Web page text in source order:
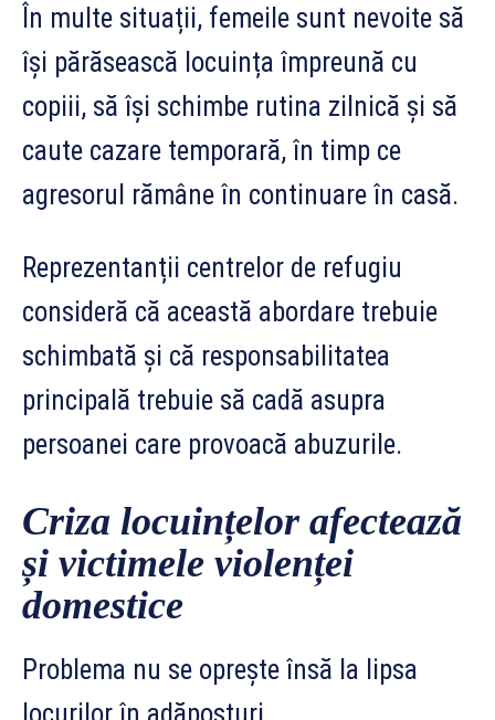
În multe situații, femeile sunt nevoite să
își părăsească locuința împreună cu
copiii, să își schimbe rutina zilnică și să
caute cazare temporară, în timp ce
agresorul rămâne în continuare în casă.
Reprezentanții centrelor de refugiu
consideră că această abordare trebuie
schimbată și că responsabilitatea
principală trebuie să cadă asupra
persoanei care provoacă abuzurile.
Criza locuințelor afectează
și victimele violenței
domestice
Problema nu se oprește însă la lipsa
locurilor în adăposturi.